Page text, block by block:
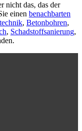
nicht das, das der
einen benachbarten
, Betonbohren,
, Schadstoffsanierung,